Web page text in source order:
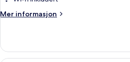
Mer informasjon
Mer
flere
senger